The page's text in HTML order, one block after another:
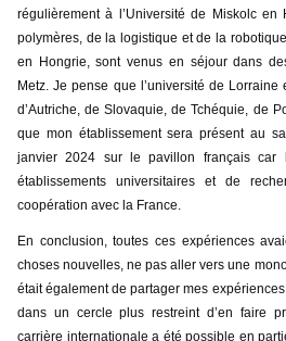
régulièrement à l’Université de Miskolc
polymères, de la logistique et de la
en Hongrie, sont venus en séjour dans
Metz. Je pense que l’université de
d’Autriche, de Slovaquie, de Tchéquie, de
que mon établissement sera présent au
janvier 2024 sur le pavillon français car
établissements universitaires et de
coopération avec la France.
En conclusion, toutes ces expériences
choses nouvelles, ne pas aller vers une
était également de partager mes
dans un cercle plus restreint d’en faire
carrière internationale a été possible en